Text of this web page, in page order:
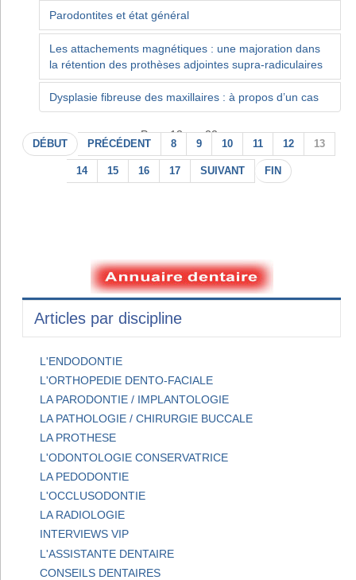
Parodontites et état général
Les attachements magnétiques : une majoration dans
la rétention des prothèses adjointes supra-radiculaires
Dysplasie fibreuse des maxillaires : à propos d’un cas
Page 13 sur 22
DÉBUT PRÉCÉDENT 8 9 10 11 12 13
14 15 16 17 SUIVANT FIN
Articles par discipline
L'ENDODONTIE
L'ORTHOPEDIE DENTO-FACIALE
LA PARODONTIE / IMPLANTOLOGIE
LA PATHOLOGIE / CHIRURGIE BUCCALE
LA PROTHESE
L'ODONTOLOGIE CONSERVATRICE
LA PEDODONTIE
L'OCCLUSODONTIE
LA RADIOLOGIE
INTERVIEWS VIP
L'ASSISTANTE DENTAIRE
CONSEILS DENTAIRES